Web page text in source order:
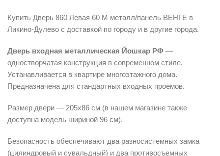
Купить Дверь 860 Левая 60 М металл/панель ВЕНГЕ в
Ликино-Дулево с доставкой по городу и в другие города.
Дверь входная металлическая Йошкар РФ —
одностворчатая конструкция в современном стиле.
Устанавливается в квартире многоэтажного дома.
Предназначена для стандартных входных проемов.
Размер двери — 205х86 см (в нашем магазине также
доступна модель шириной 96 см).
Безопасность обеспечивают два разносистемных замка
(цилиндровый и сувальдный) и два противосъемных